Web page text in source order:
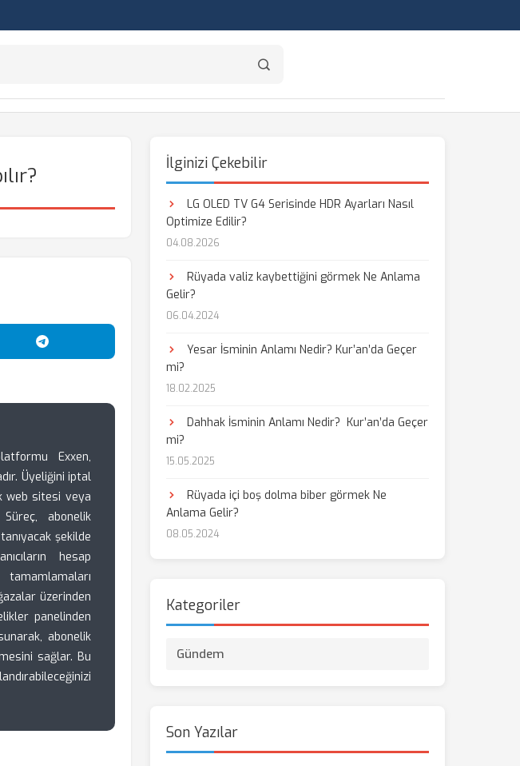
Telegram'da Paylaş
Exxen,
Üyeliğini iptal
web sitesi veya
abonelik
şekilde
hesap
üzerinden
panelinden
abonelik
sağlar. Bu
İlginizi Çekebilir
LG OLED TV G4 Serisinde HDR Ayarları Nasıl
Optimize Edilir?
04.08.2026
Rüyada valiz kaybettiğini görmek Ne Anlama
Gelir?
06.04.2024
Yesar İsminin Anlamı Nedir? Kur’an’da Geçer
mi?
18.02.2025
Dahhak İsminin Anlamı Nedir? Kur’an’da Geçer
mi?
15.05.2025
Rüyada içi boş dolma biber görmek Ne
Anlama Gelir?
08.05.2024
Kategoriler
Gündem
Son Yazılar